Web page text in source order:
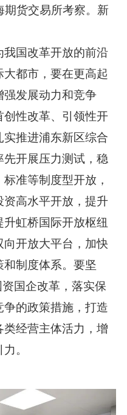
期货交易所考察。新
国改革开放的前沿
都市，要在更高起
强发展动力和竞争
性改革、引领性开
推进浦东新区综合
开展压力测试，稳
准等制度型开放，
高水平开放，提升
虹桥国际开放枢纽
开放大平台，加快
制度体系。要坚
国企改革，落实保
的政策措施，打造
类经营主体活力，增
。